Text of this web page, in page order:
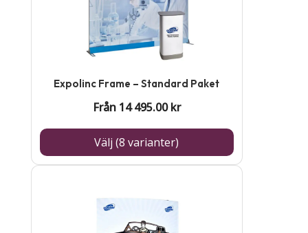
Expolinc Frame – Standard Paket
Från 14 495.00kr
Välj (8 varianter)
varianter.
alternativen
kan
väljas
produktsidan